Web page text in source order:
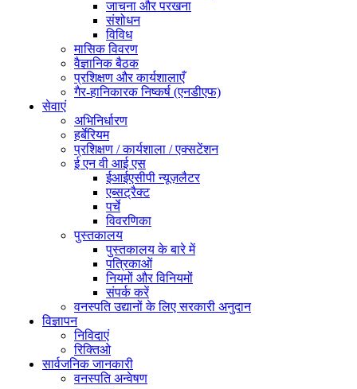
जाचना और परखना
संशोधन
विविध
मासिक विवरण
वैज्ञानिक बैठक
प्रशिक्षण और कार्यशालाएँ
गैर-हानिकारक निष्कर्ष (एनडीएफ)
सेवाएं
अभिनिर्धारण
हर्बेरियम
प्रशिक्षण / कार्यशाला / एक्सटेंशन
ई एन वी आई एस
ईआईएसीपी न्यूज़लैटर
एब्सट्रैक्ट
पर्चे
विवरणिका
पुस्तकालय
पुस्तकालय के बारे में
पत्रिकाओं
नियमों और विनियमों
संपर्क करें
वनस्पति उद्यानों के लिए सरकारी अनुदान
विज्ञापन
निविदाएं
रिक्तिओ
सार्वजनिक जानकारी
वनस्पति अन्वेषण